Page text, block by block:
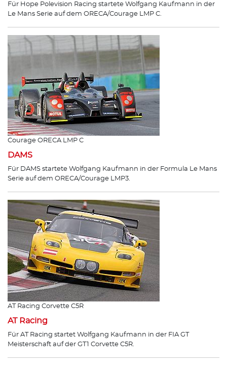
Für Hope Polevision Racing startete Wolfgang Kaufmann in der
Le Mans Serie auf dem ORECA/Courage LMP C.
Courage ORECA LMP C
DAMS
Für DAMS startete Wolfgang Kaufmann in der Formula Le Mans
Serie auf dem ORECA/Courage LMP3.
AT Racing Corvette C5R
AT Racing
Für AT Racing startet Wolfgang Kaufmann in der FIA GT
Meisterschaft auf der GT1 Corvette C5R.